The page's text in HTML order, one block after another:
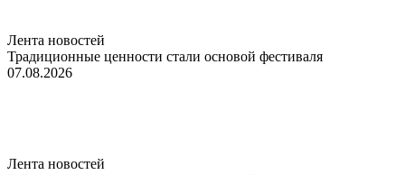
Лента новостей
Традиционные ценности стали основой фестиваля
07.08.2026
Лента новостей